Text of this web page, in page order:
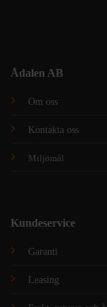
Ådalen AB
Om oss
Kontakta oss
Miljömål
Kundeservice
Garanti
Leasing